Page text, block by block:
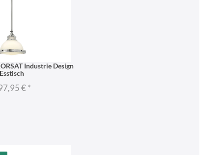
Industrie Design
Esstisch
€*